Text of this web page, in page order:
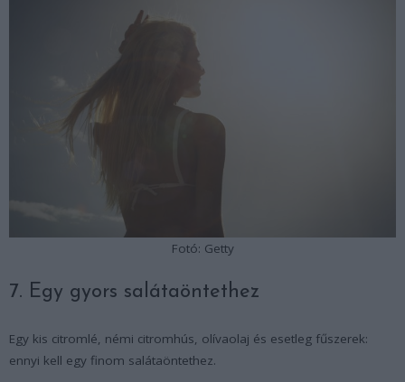
Fotó: Getty
7. Egy gyors salátaöntethez
Egy kis citromlé, némi citromhús, olívaolaj és esetleg fűszerek:
ennyi kell egy finom salátaöntethez.